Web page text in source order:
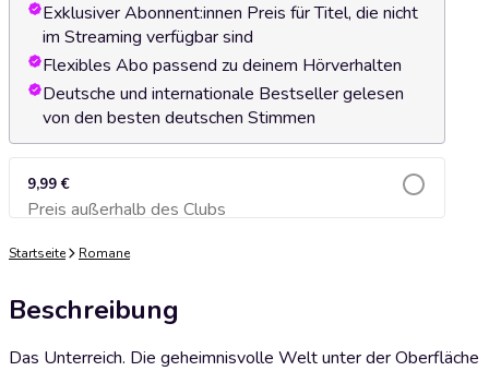
Exklusiver Abonnent:innen Preis für Titel, die nicht
im Streaming verfügbar sind
Flexibles Abo passend zu deinem Hörverhalten
Deutsche und internationale Bestseller gelesen
von den besten deutschen Stimmen
9,99 €
Preis außerhalb des ClubsZum Warenkorb hinzufügen
Startseite Romane
Beschreibung
Das Unterreich. Die geheimnisvolle Welt unter der Oberfläche